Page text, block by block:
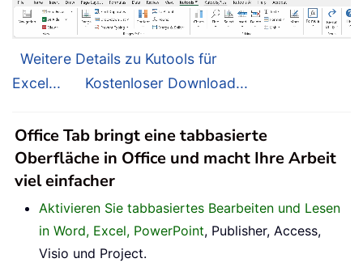
Weitere Details zu Kutools für
Excel...
Kostenloser Download...
Office Tab bringt eine tabbasierte
Oberfläche in Office und macht Ihre Arbeit
viel einfacher
Aktivieren Sie tabbasiertes Bearbeiten und Lesen
in Word, Excel, PowerPoint, Publisher, Access,
Visio und Project.